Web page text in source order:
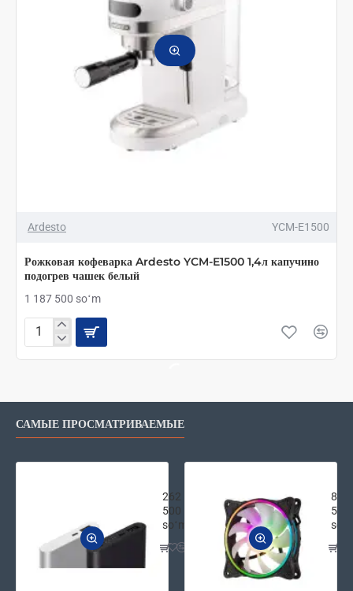
Ardesto YCM-E1500
Рожковая кофеварка Ardesto YCM-E1500 1,4л капучино
подогрев чашек белый
1 187 500 soʻm
Рожковая
капучино
подогрев
белый
САМЫЕ ПРОСМАТРИВАЕМЫЕ
262
500
soʻm
87
500